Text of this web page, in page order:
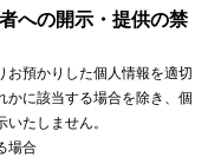
への開示・提供の禁
お預かりした個人情報を適切
かに該当する場合を除き、個
たしません。
場合